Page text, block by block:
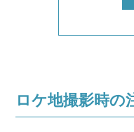
ロケ地撮影時の